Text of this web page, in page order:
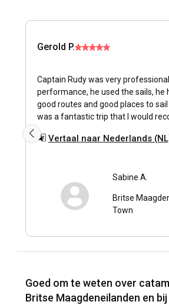
Gerold P.
Captain Rudy was very
performance, he used the sails, he
good routes and good places to
was a fantastic trip that I would
Vertaal naar Nederlands
Sabine A.
Britse
Town
Goed om te weten over
Britse Maagdeneilanden en